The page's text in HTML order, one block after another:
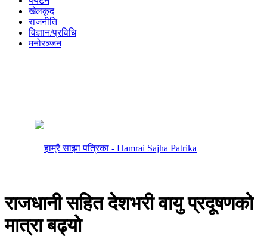
खेलकूद
राजनीति
विज्ञान/प्रविधि
मनोरञ्जन
राजधानी सहित देशभरी वायु प्रदूषणको
मात्रा बढ्यो